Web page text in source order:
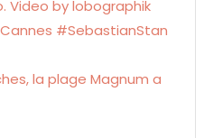
la plage Magnum a